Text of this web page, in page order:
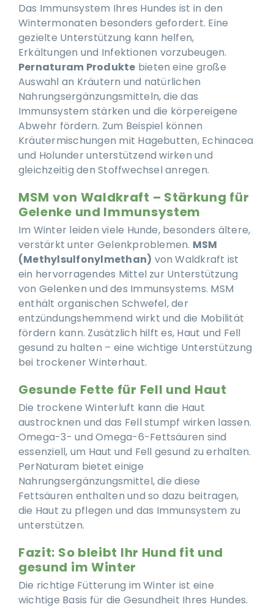
Das Immunsystem Ihres Hundes ist in den
Wintermonaten besonders gefordert. Eine
gezielte Unterstützung kann helfen,
Erkältungen und Infektionen vorzubeugen.
Pernaturam Produkte bieten eine große
Auswahl an Kräutern und natürlichen
Nahrungsergänzungsmitteln, die das
Immunsystem stärken und die körpereigene
Abwehr fördern. Zum Beispiel können
Kräutermischungen mit Hagebutten, Echinacea
und Holunder unterstützend wirken und
gleichzeitig den Stoffwechsel anregen.
MSM von Waldkraft – Stärkung für
Gelenke und Immunsystem
Im Winter leiden viele Hunde, besonders ältere,
verstärkt unter Gelenkproblemen. MSM
(Methylsulfonylmethan) von Waldkraft ist
ein hervorragendes Mittel zur Unterstützung
von Gelenken und des Immunsystems. MSM
enthält organischen Schwefel, der
entzündungshemmend wirkt und die Mobilität
fördern kann. Zusätzlich hilft es, Haut und Fell
gesund zu halten – eine wichtige Unterstützung
bei trockener Winterhaut.
Gesunde Fette für Fell und Haut
Die trockene Winterluft kann die Haut
austrocknen und das Fell stumpf wirken lassen.
Omega-3- und Omega-6-Fettsäuren sind
essenziell, um Haut und Fell gesund zu erhalten.
PerNaturam bietet einige
Nahrungsergänzungsmittel, die diese
Fettsäuren enthalten und so dazu beitragen,
die Haut zu pflegen und das Immunsystem zu
unterstützen.
Fazit: So bleibt Ihr Hund fit und
gesund im Winter
Die richtige Fütterung im Winter ist eine
wichtige Basis für die Gesundheit Ihres Hundes.